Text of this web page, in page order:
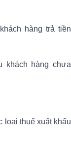
hàng trả tiền
khách hàng chưa
loại thuế xuất khẩu